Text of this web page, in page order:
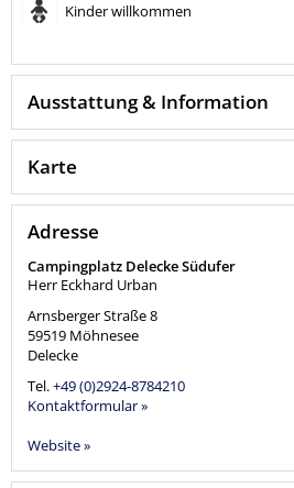
Kinder willkommen
Ausstattung & Information
Karte
Adresse
Campingplatz Delecke Südufer
Herr Eckhard Urban
Arnsberger Straße 8
59519 Möhnesee
Delecke
Tel.+49 (0)2924-8784210
Kontaktformular »
Website »